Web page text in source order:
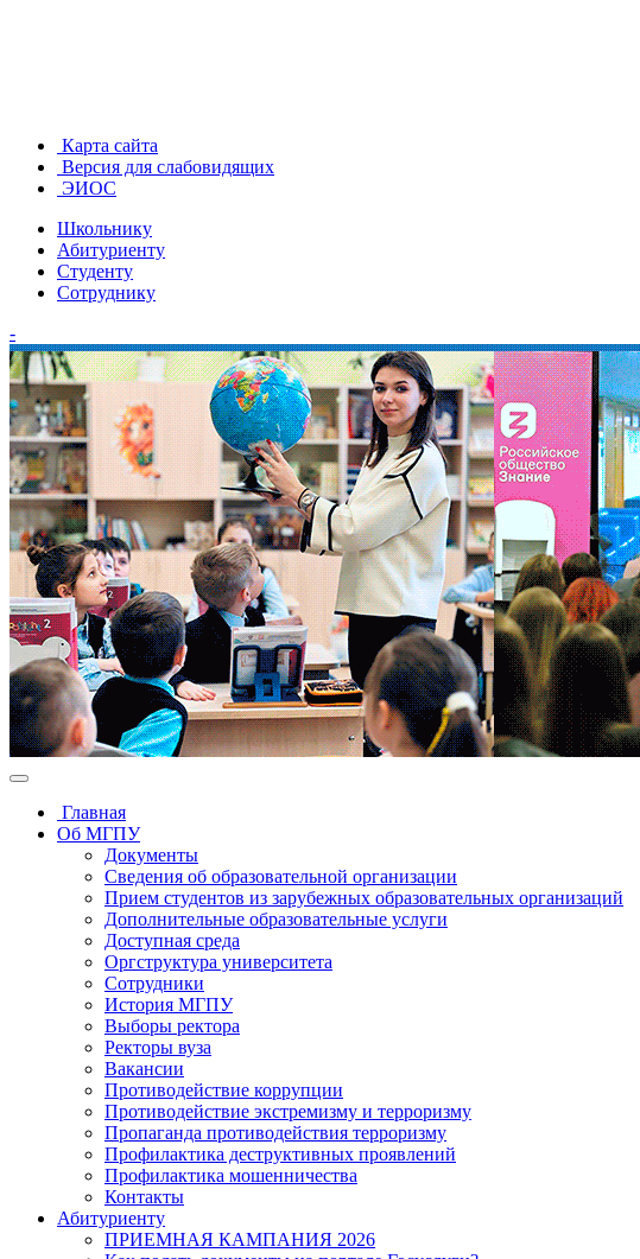
Карта сайта
Версия для слабовидящих
ЭИОС
Школьнику
Абитуриенту
Студенту
Сотруднику
-
Главная
Об МГПУ
Документы
Сведения об образовательной организации
Прием студентов из зарубежных образовательных организаций
Дополнительные образовательные услуги
Доступная среда
Оргструктура университета
Сотрудники
История МГПУ
Выборы ректора
Ректоры вуза
Вакансии
Противодействие коррупции
Противодействие экстремизму и терроризму
Пропаганда противодействия терроризму
Профилактика деструктивных проявлений
Профилактика мошенничества
Контакты
Абитуриенту
ПРИЕМНАЯ КАМПАНИЯ 2026